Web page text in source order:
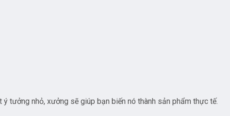
tưởng nhỏ, xưởng sẽ giúp bạn biến nó thành sản phẩm thực tế.